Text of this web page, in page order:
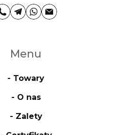
Menu
- Towary
- O nas
- Zalety